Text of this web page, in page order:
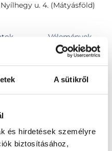
A sütikről
és hirdetések személyre
biztosításához,
Nyílhegy u. 4. (Mátyásföld)
Vélemények